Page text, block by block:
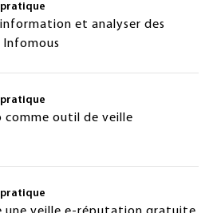
pratique
et analyser des
Infomous
pratique
comme outil de veille
pratique